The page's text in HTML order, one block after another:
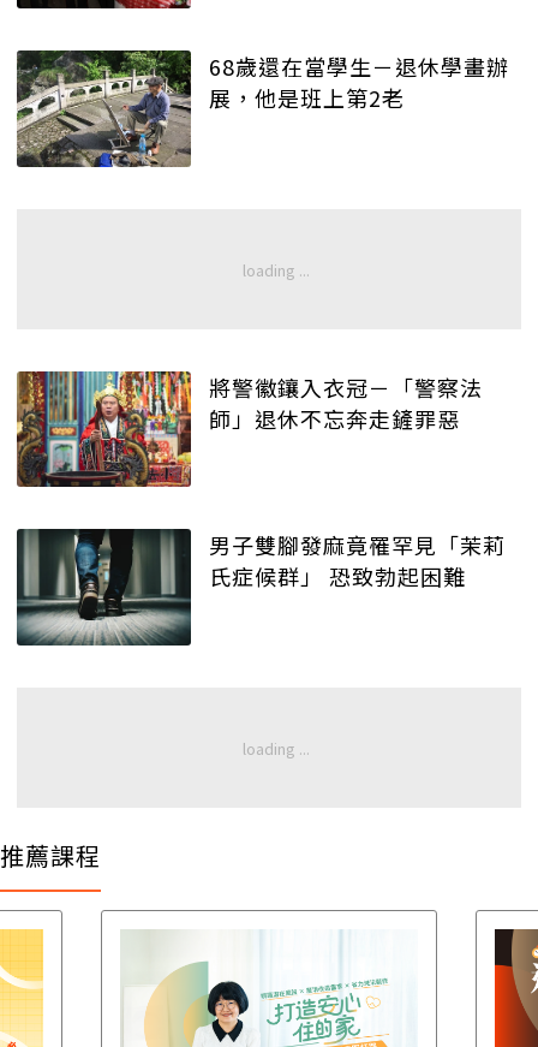
68歲還在當學生－退休學畫辦
展，他是班上第2老
將警徽鑲入衣冠－「警察法
師」退休不忘奔走鏟罪惡
男子雙腳發麻竟罹罕見「茉莉
氏症候群」 恐致勃起困難
推薦課程